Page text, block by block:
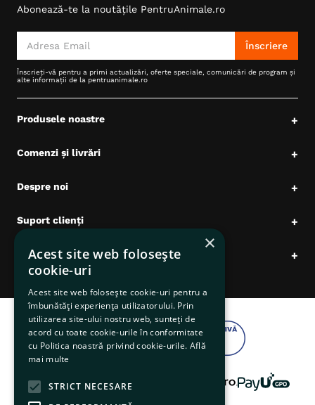
Abonează-te la noutățile PentruAnimale.ro
Înscriere
Înscrieți-vă pentru a primi actualizări, oferte speciale, comunicări de program și
alte informații de la pentruanimale.ro
Produsele noastre +
Comenzi și livrări +
Despre noi +
Suport clienți +
Date comerciale +
×
Acest site web folosește
cookie-uri
Acest site web folosește cookie-uri pentru a
îmbunătăți experiența utilizatorului. Prin
utilizarea site-ului nostru web, sunteți de
acord cu toate cookie-urile în conformitate
cu Politica noastră privind cookie-urile. Află
mai multe
STRICT NECESARE